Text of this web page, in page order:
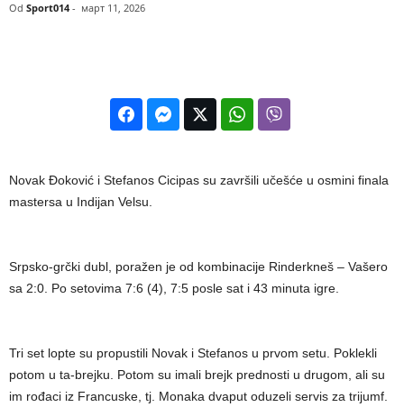
Od Sport014- март 11, 2026
Novak Đoković i Stefanos Cicipas su završili učešće u osmini finala
mastersa u Indijan Velsu.
Srpsko-grčki dubl, poražen je od kombinacije Rinderkneš – Vašero
sa 2:0. Po setovima 7:6 (4), 7:5 posle sat i 43 minuta igre.
Tri set lopte su propustili Novak i Stefanos u prvom setu. Poklekli
potom u ta-brejku. Potom su imali brejk prednosti u drugom, ali su
im rođaci iz Francuske, tj. Monaka dvaput oduzeli servis za trijumf.